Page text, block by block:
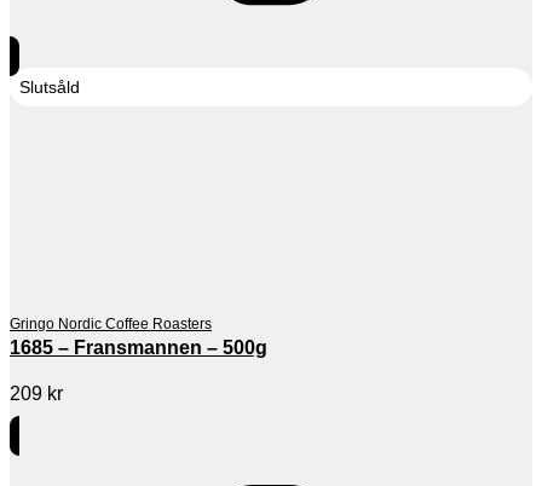
Slutsåld
Gringo Nordic Coffee Roasters
1685 – Fransmannen – 500g
209 kr